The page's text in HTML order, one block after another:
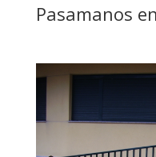
Pasamanos